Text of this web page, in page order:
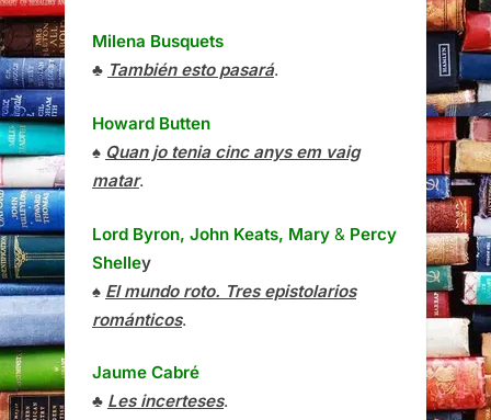
Milena Busquets
♣ También esto pasará.
Howard Butten
♠ Quan jo tenia cinc anys em vaig
matar.
Lord Byron, John Keats, Mary & Percy
Shelley
♠ El mundo roto. Tres epistolarios
románticos.
Jaume Cabré
♣ Les incerteses.